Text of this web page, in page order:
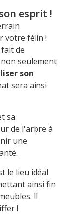
esprit !
votre félin !
de
non seulement
son
sera ainsi
sa
de l'arbre à
une
le lieu idéal
ainsi fin
Il
!